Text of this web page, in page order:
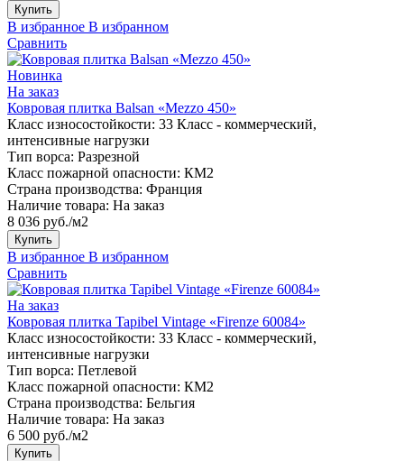
Купить
В избранное В избранном
Сравнить
Новинка
На заказ
Ковровая плитка Balsan «Mezzo 450»
Класс износостойкости: 33 Класс - коммерческий,
интенсивные нагрузки
Тип ворса: Разрезной
Класс пожарной опасности: КМ2
Страна производства: Франция
Наличие товара: На заказ
8 036 руб./м2
Купить
В избранное В избранном
Сравнить
На заказ
Ковровая плитка Tapibel Vintage «Firenze 60084»
Класс износостойкости: 33 Класс - коммерческий,
интенсивные нагрузки
Тип ворса: Петлевой
Класс пожарной опасности: КМ2
Страна производства: Бельгия
Наличие товара: На заказ
6 500 руб./м2
Купить